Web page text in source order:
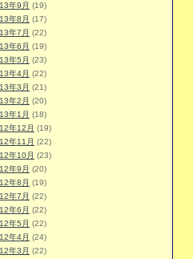
年9月 (19)
年8月 (17)
年7月 (22)
年6月 (19)
年5月 (23)
年4月 (22)
年3月 (21)
年2月 (20)
年1月 (18)
年12月 (19)
年11月 (22)
年10月 (23)
年9月 (20)
年8月 (19)
年7月 (22)
年6月 (22)
年5月 (22)
年4月 (24)
年3月 (22)